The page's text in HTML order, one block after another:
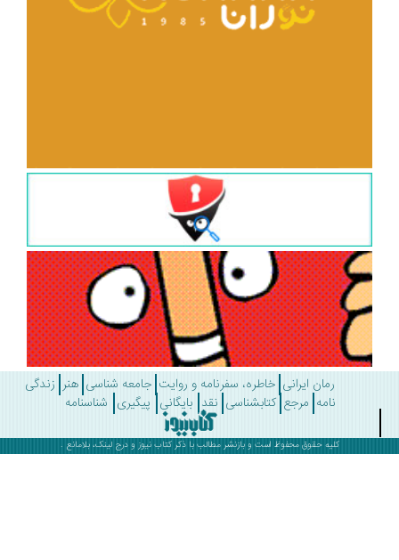
رمان ایرانی خاطره، سفرنامه و روایت جامعه شناسی هنر زندگی
مرجع کتابشناسی نقد بایگانی پیگیری شناسنامه
کلیه حقوق محفوظ است و بازنشر مطالب با ذکرکتاب نیوزو درج لینک، بلامانع .